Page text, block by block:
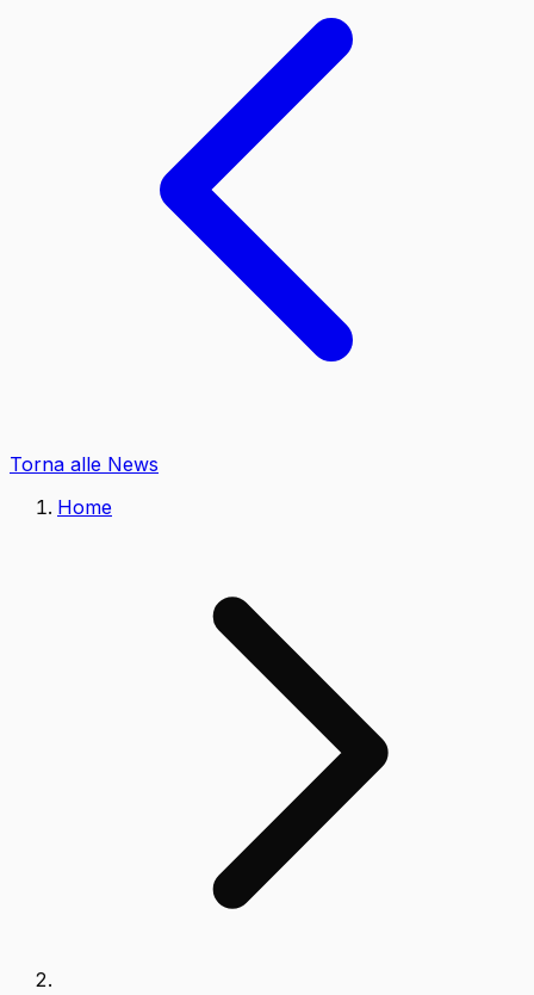
Torna alle News
Home